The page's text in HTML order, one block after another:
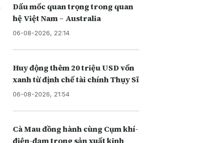
Dấu mốc quan trọng trong quan
hệ Việt Nam – Australia
06-08-2026, 22:14
Huy động thêm 20 triệu USD vốn
xanh từ định chế tài chính Thụy Sĩ
06-08-2026, 21:54
Cà Mau đồng hành cùng Cụm khí-
điện-đạm trong sản xuất kinh